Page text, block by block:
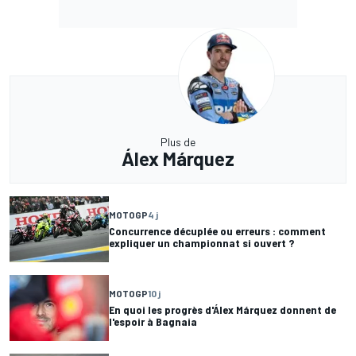
Plus de
Álex Márquez
MOTOGP4 j
Concurrence décuplée ou erreurs : comment
expliquer un championnat si ouvert ?
MOTOGP10 j
En quoi les progrès d'Álex Márquez donnent de
l'espoir à Bagnaia